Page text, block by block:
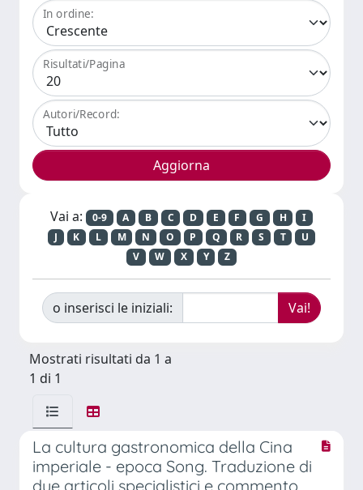
In ordine:
Risultati/Pagina
Autori/Record:
Vai a: 0-9 A B C D E F G H
I
J
K L M N O P Q R S T
U
V
W X Y Z
o inserisci le iniziali:
Mostrati risultati da 1 a
1 di 1
La cultura gastronomica della Cina
imperiale - epoca Song. Traduzione di
due articoli specialistici e commento